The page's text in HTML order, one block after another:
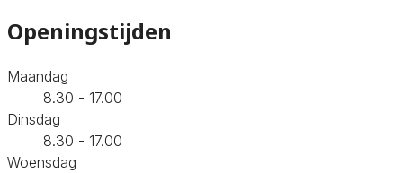
Openingstijden
Maandag
8.30 - 17.00
Dinsdag
8.30 - 17.00
Woensdag